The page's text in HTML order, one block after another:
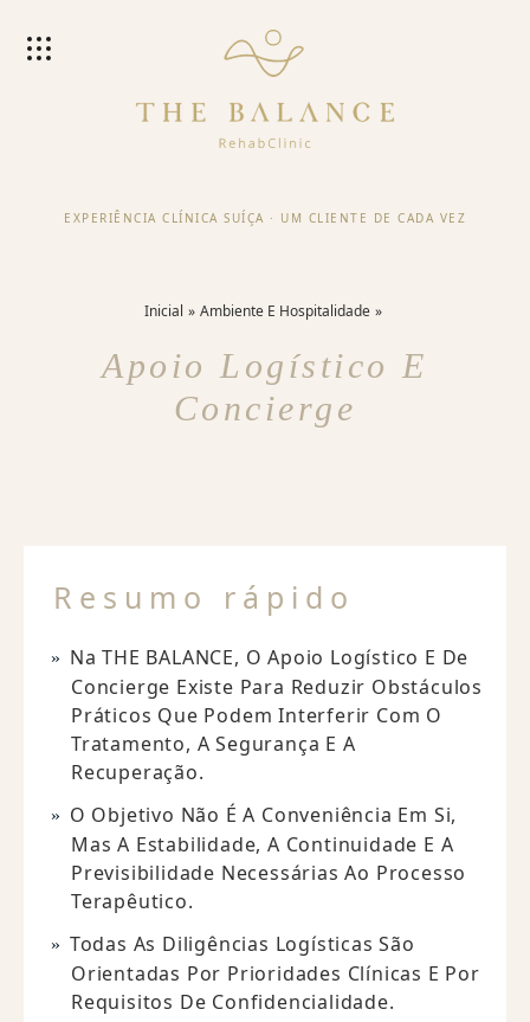
EXPERIÊNCIA CLÍNICA SUÍÇA · UM CLIENTE DE CADA VEZ
Inicial Ambiente E Hospitalidade
Apoio Logístico E
Concierge
Resumo rápido
Na THE BALANCE, O Apoio Logístico E De
Concierge Existe Para Reduzir Obstáculos
Práticos Que Podem Interferir Com O
Tratamento, A Segurança E A
Recuperação.
O Objetivo Não É A Conveniência Em Si,
Mas A Estabilidade, A Continuidade E A
Previsibilidade Necessárias Ao Processo
Terapêutico.
Todas As Diligências Logísticas São
Orientadas Por Prioridades Clínicas E Por
Requisitos De Confidencialidade.